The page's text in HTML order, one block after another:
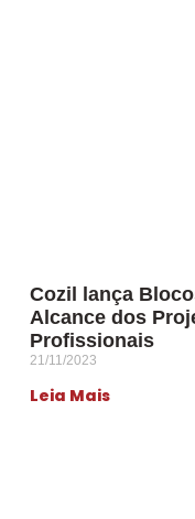
Cozil lança
Alcance dos
Profissionais
21/11/2023
Leia Mais